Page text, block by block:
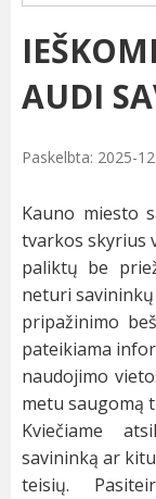
AUDI
Paskelbta: 2025-
Kauno miesto
tvarkos skyrius
paliktų be
neturi savininkų
pripažinimo
pateikiama
naudojimo
metu saugomą
Kviečiame
savininką ar
teisių.